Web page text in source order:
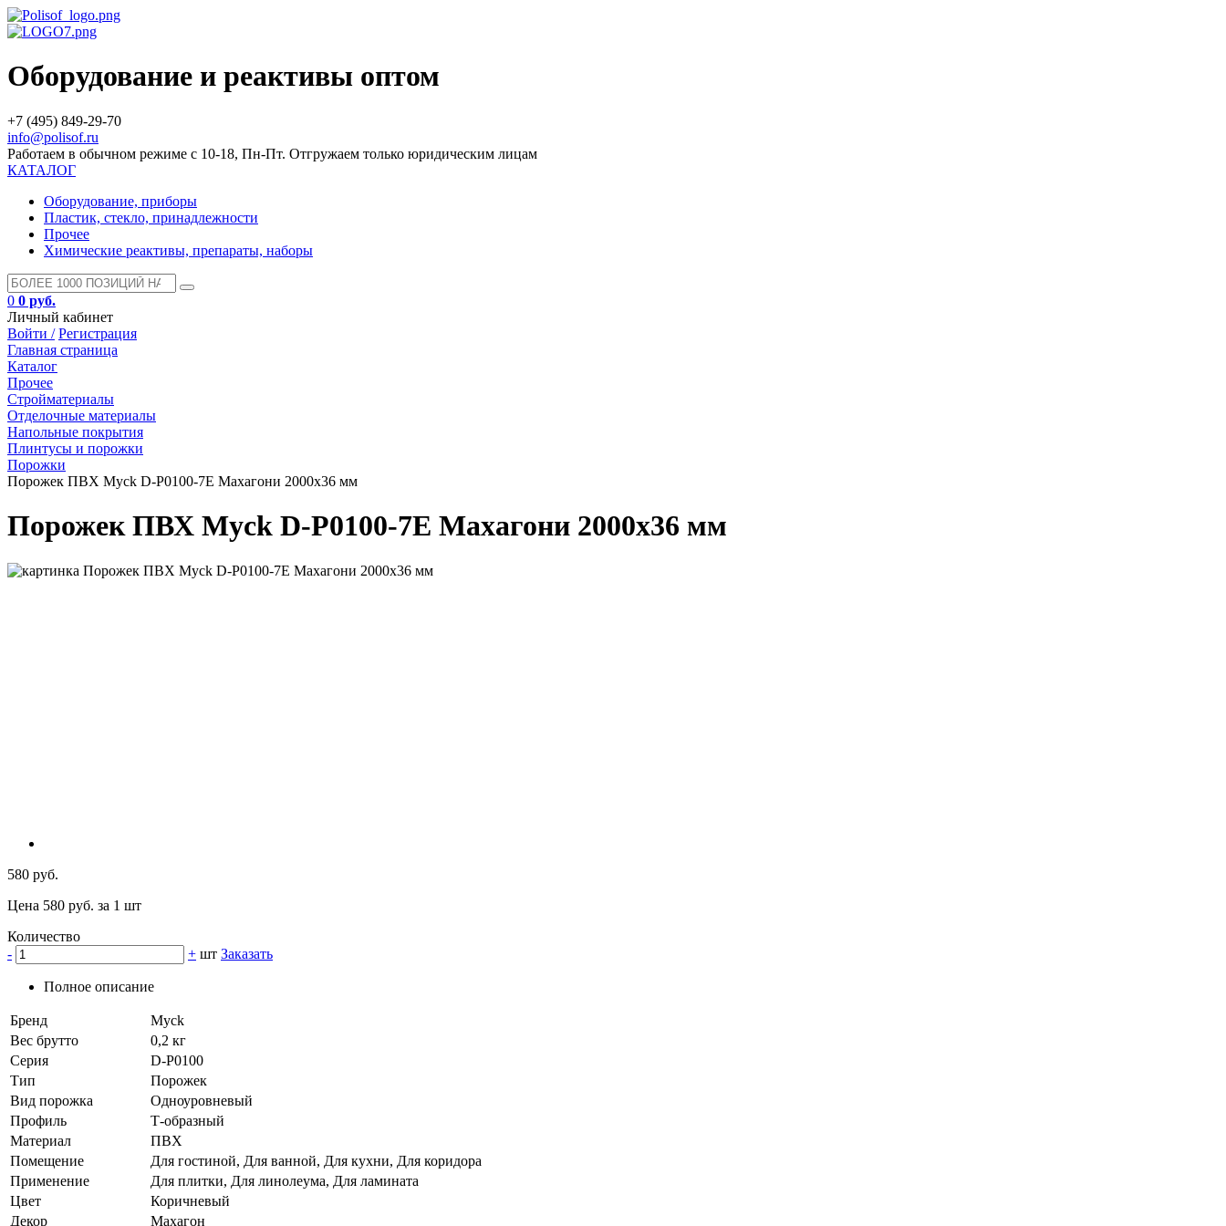
Оборудование и реактивы оптом
+7 (495) 849-29-70
info@polisof.ru
Работаем в обычном режиме с 10-18, Пн-Пт. Отгружаем только юридическим лицам
КАТАЛОГ
Оборудование, приборы
Пластик, стекло, принадлежности
Прочее
Химические реактивы, препараты, наборы
0 0 руб.
Личный кабинет
Войти / Регистрация
Главная страница
Каталог
Прочее
Стройматериалы
Отделочные материалы
Напольные покрытия
Плинтусы и порожки
Порожки
Порожек ПВХ Myck D-P0100-7E Махагони 2000х36 мм
Порожек ПВХ Myck D-P0100-7E Махагони 2000х36 мм
580 руб.
Цена 580 руб. за 1 шт
Количество
-
+ шт Заказать
Полное описание
Бренд
Myck
Вес брутто
0,2 кг
Серия
D-P0100
Тип
Порожек
Вид порожка
Одноуровневый
Профиль
Т-образный
Материал
ПВХ
Помещение
Для гостиной, Для ванной, Для кухни, Для коридора
Применение
Для плитки, Для линолеума, Для ламината
Цвет
Коричневый
Декор
Махагон